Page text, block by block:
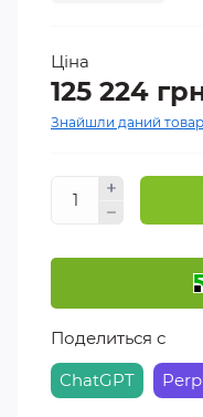
Ціна
125 224
Знайшли даний
Поделиться с
ChatGPT